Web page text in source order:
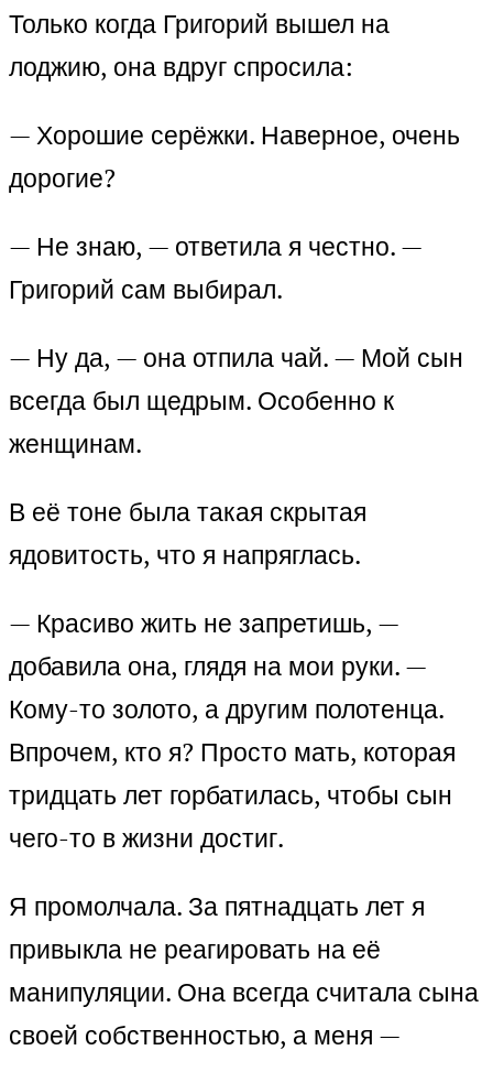
Только когда Григорий вышел на
лоджию, она вдруг спросила:
— Хорошие серёжки. Наверное, очень
дорогие?
— Не знаю, — ответила я честно. —
Григорий сам выбирал.
— Ну да, — она отпила чай. — Мой сын
всегда был щедрым. Особенно к
женщинам.
В её тоне была такая скрытая
ядовитость, что я напряглась.
— Красиво жить не запретишь, —
добавила она, глядя на мои руки. —
Кому-то золото, а другим полотенца.
Впрочем, кто я? Просто мать, которая
тридцать лет горбатилась, чтобы сын
чего-то в жизни достиг.
Я промолчала. За пятнадцать лет я
привыкла не реагировать на её
манипуляции. Она всегда считала сына
своей собственностью, а меня —